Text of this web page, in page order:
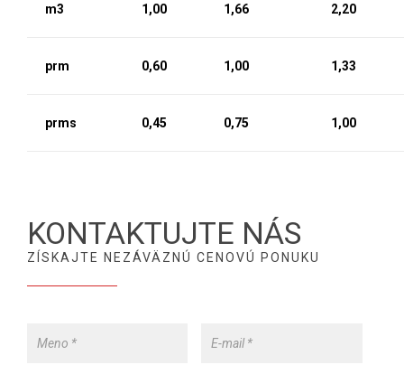
m3 1,00 1,66 2,20
prm 0,60 1,00 1,33
prms 0,45 0,75 1,00
KONTAKTUJTE NÁS
ZÍSKAJTE NEZÁVÄZNÚ CENOVÚ PONUKU